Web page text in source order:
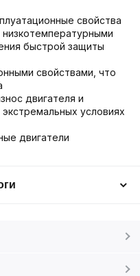
свойства
быстрой защиты
свойствами, что
двигателя и
условиях
двигатели